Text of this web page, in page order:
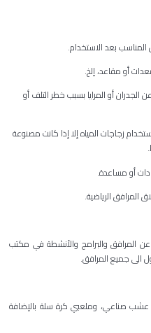
الجدران أو المرايا بسبب خطر التلف أو
زجاجات المياه إلا إذا كانت مصنوعة
المرافق والبرامج والأنشطة في مكتب
الى جميع المرافق.
عشب صناعي، وملعبي كرة سلة بالإضافة